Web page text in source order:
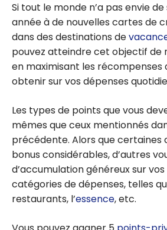
Si tout le monde n’a pas envie
année à de nouvelles cartes de
dans des destinations de
pouvez atteindre cet objectif de
en maximisant les récompenses
obtenir sur vos dépenses
Les types de points que vous
mêmes que ceux mentionnés
précédente. Alors que
bonus considérables, d’autres
d’accumulation généreux sur
catégories de dépenses, telles
restaurants, l’essence, etc.